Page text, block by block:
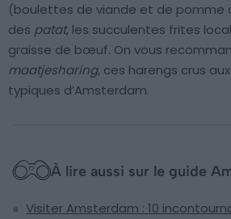
(boulettes de viande et de pomme
des patat, les succulentes frites
graisse de bœuf. On vous
maatjesharing, ces harengs crus
typiques d’Amsterdam.
À lire aussi sur le guide
Visiter Amsterdam : 10